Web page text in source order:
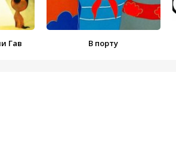
Гав В порту